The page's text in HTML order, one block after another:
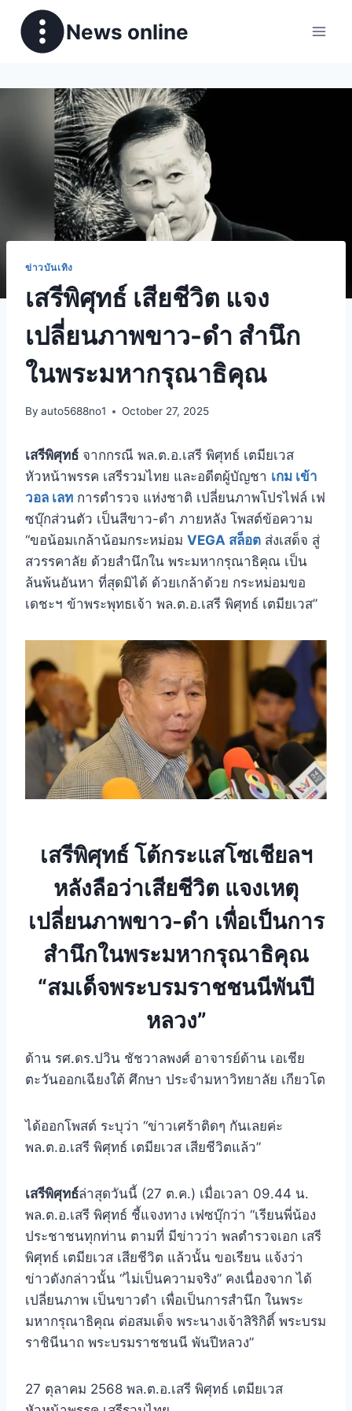
News online
ข่าวบันเทิง
เสรีพิศุทธ์ เสียชีวิต แจง
เปลี่ยนภาพขาว-ดำ สำนึก
ในพระมหากรุณาธิคุณ
By auto5688no1 October 27, 2025
เสรีพิศุทธ์ จากกรณี พล.ต.อ.เสรี พิศุทธ์ เตมียเวส
หัวหน้าพรรค เสรีรวมไทย และอดีตผู้บัญชา เกม เข้า
วอล เลท การตำรวจ แห่งชาติ เปลี่ยนภาพโปรไฟล์ เฟ
ซบุ๊กส่วนตัว เป็นสีขาว-ดำ ภายหลัง โพสต์ข้อความ
“ขอน้อมเกล้าน้อมกระหม่อม VEGA สล็อต ส่งเสด็จ สู่
สวรรคาลัย ด้วยสำนึกใน พระมหากรุณาธิคุณ เป็น
ล้นพ้นอันหา ที่สุดมิได้ ด้วยเกล้าด้วย กระหม่อมขอ
เดชะฯ ข้าพระพุทธเจ้า พล.ต.อ.เสรี พิศุทธ์ เตมียเวส”
เสรีพิศุทธ์ โต้กระแสโซเชียลฯ
หลังลือว่าเสียชีวิต แจงเหตุ
เปลี่ยนภาพขาว-ดำ เพื่อเป็นการ
สำนึกในพระมหากรุณาธิคุณ
“สมเด็จพระบรมราชชนนีพันปี
หลวง”
ด้าน รศ.ดร.ปวิน ชัชวาลพงศ์ อาจารย์ด้าน เอเชีย
ตะวันออกเฉียงใต้ ศึกษา ประจำมหาวิทยาลัย เกียวโต
ได้ออกโพสต์ ระบุว่า “ข่าวเศร้าติดๆ กันเลยค่ะ
พล.ต.อ.เสรี พิศุทธ์ เตมียเวส เสียชีวิตแล้ว”
เสรีพิศุทธ์ล่าสุดวันนี้ (27 ต.ค.) เมื่อเวลา 09.44 น.
พล.ต.อ.เสรี พิศุทธ์ ชี้แจงทาง เฟซบุ๊กว่า “เรียนพี่น้อง
ประชาชนทุกท่าน ตามที่ มีข่าวว่า พลตำรวจเอก เสรี
พิศุทธ์ เตมียเวส เสียชีวิต แล้วนั้น ขอเรียน แจ้งว่า
ข่าวดังกล่าวนั้น “ไม่เป็นความจริง” คงเนื่องจาก ได้
เปลี่ยนภาพ เป็นขาวดำ เพื่อเป็นการสำนึก ในพระ
มหากรุณาธิคุณ ต่อสมเด็จ พระนางเจ้าสิริกิติ์ พระบรม
ราชินีนาถ พระบรมราชชนนี พันปีหลวง”
27 ตุลาคม 2568 พล.ต.อ.เสรี พิศุทธ์ เตมียเวส